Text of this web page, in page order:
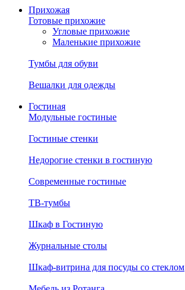
Прихожая
Готовые прихожие
Угловые прихожие
Маленькие прихожие
Тумбы для обуви
Вешалки для одежды
Гостиная
Модульные гостиные
Гостиные стенки
Недорогие стенки в гостиную
Современные гостиные
ТВ-тумбы
Шкаф в Гостиную
Журнальные столы
Шкаф-витрина для посуды со стеклом